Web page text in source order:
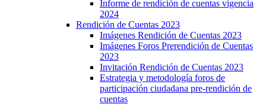
Informe de rendición de cuentas vigencia
2024
Rendición de Cuentas 2023
Imágenes Rendición de Cuentas 2023
Imágenes Foros Prerendición de Cuentas
2023
Invitación Rendición de Cuentas 2023
Estrategia y metodología foros de
participación ciudadana pre-rendición de
cuentas